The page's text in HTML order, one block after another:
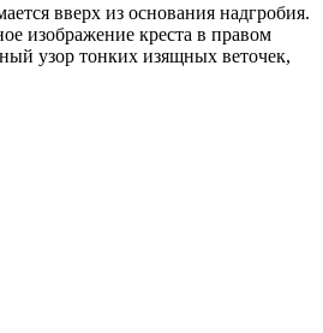
вверх из основания надгробия.
изображение креста в правом
узор тонких изящных веточек,